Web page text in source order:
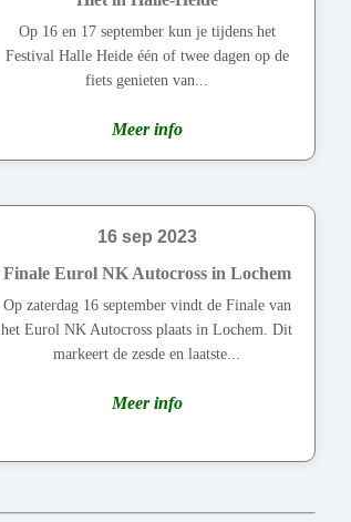
Op 16 en 17 september kun je tijdens het
Festival Halle Heide één of twee dagen op de
fiets genieten van...
Meer info
16 sep 2023
Finale Eurol NK Autocross in Lochem
Op zaterdag 16 september vindt de Finale van
het Eurol NK Autocross plaats in Lochem. Dit
markeert de zesde en laatste...
Meer info